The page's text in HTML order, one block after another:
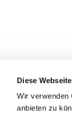
Diese
Wir verwenden
anbieten zu